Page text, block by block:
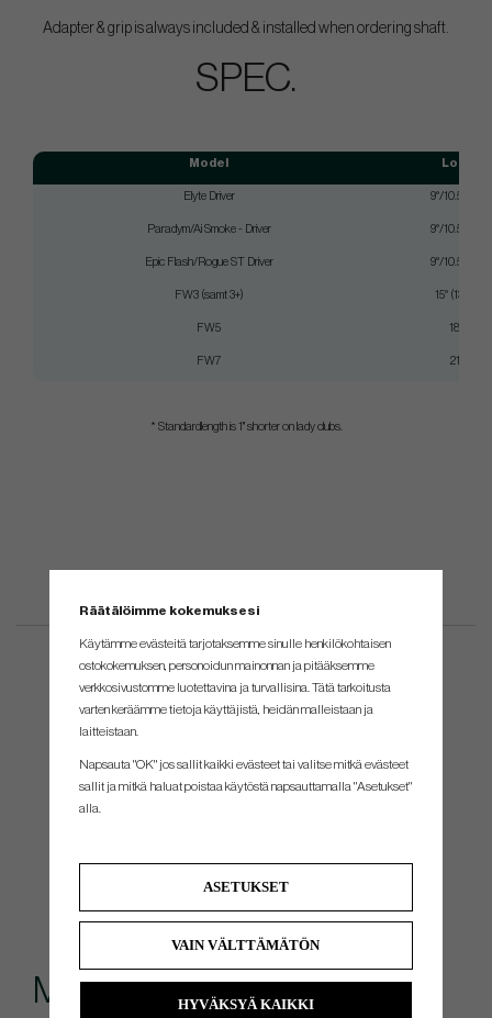
Adapter & grip is always included & installed when ordering shaft.
SPEC.
Model Loft
Elyte Driver 9°/10.5°/12°
Paradym/Ai Smoke - Driver 9°/10.5°/12°
Epic Flash/Rogue ST Driver 9°/10.5°/12°
FW3 (samt 3+) 15° (13.5°)
FW5 18°
FW7 21°
* Standardlength is 1" shorter on lady clubs.
Muut ostivat myös
Räätälöimme kokemuksesi
Käytämme evästeitä tarjotaksemme sinulle henkilökohtaisen
ostokokemuksen, personoidun mainonnan ja pitääksemme
verkkosivustomme luotettavina ja turvallisina. Tätä tarkoitusta
varten keräämme tietoja käyttäjistä, heidän malleistaan ​​ja
laitteistaan.
Napsauta "OK" jos sallit kaikki evästeet tai valitse mitkä evästeet
sallit ja mitkä haluat poistaa käytöstä napsauttamalla "Asetukset"
alla.
ASETUKSET
VAIN VÄLTTÄMÄTÖN
HYVÄKSYÄ KAIKKI